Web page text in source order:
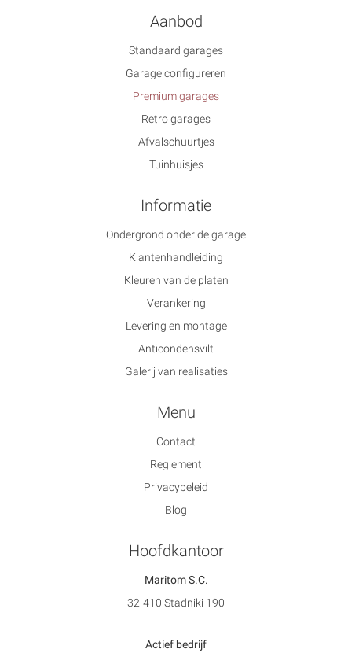
Aanbod
Standaard garages
Garage configureren
Premium garages
Retro garages
Afvalschuurtjes
Tuinhuisjes
Informatie
Ondergrond onder de garage
Klantenhandleiding
Kleuren van de platen
Verankering
Levering en montage
Anticondensvilt
Galerij van realisaties
Menu
Contact
Reglement
Privacybeleid
Blog
Hoofdkantoor
Maritom S.C.
32-410 Stadniki 190
Actief bedrijf